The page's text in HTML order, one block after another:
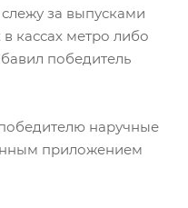
за выпусками
кассах метро либо
победитель
наручные
приложением